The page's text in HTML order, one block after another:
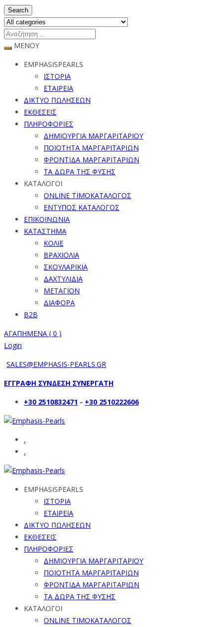
Search
ΜΕΝΟΥ
EMPHASISPEARLS
ΙΣΤΟΡΙΑ
ΕΤΑΙΡΕΙΑ
ΔΙΚΤΥΟ ΠΩΛΗΣΕΩΝ
ΕΚΘΕΣΕΙΣ
ΠΛΗΡΟΦΟΡΙΕΣ
ΔΗΜΙΟΥΡΓΙΑ ΜΑΡΓΑΡΙΤΑΡΙΟΥ
ΠΟΙΟΤΗΤΑ ΜΑΡΓΑΡΙΤΑΡΙΩΝ
ΦΡΟΝΤΙΔΑ ΜΑΡΓΑΡΙΤΑΡΙΩΝ
ΤΑ ΔΩΡΑ ΤΗΣ ΦΥΣΗΣ
ΚΑΤΑΛΟΓΟΙ
ONLINE ΤΙΜΟΚΑΤΑΛΟΓΟΣ
ΕΝΤΥΠΟΣ ΚΑΤΑΛΟΓΟΣ
ΕΠΙΚΟΙΝΩΝΙΑ
ΚΑΤΑΣΤΗΜΑ
ΚΟΛΙΕ
ΒΡΑΧΙΟΛΙΑ
ΣΚΟΥΛΑΡΙΚΙΑ
ΔΑΧΤΥΛΙΔΙΑ
ΜΕΤΑΓΙΟΝ
ΔΙΑΦΟΡΑ
B2B
ΑΓΑΠΗΜΕΝΑ ( 0 )
Login
SALES@EMPHASIS-PEARLS.GR
ΕΓΓΡΑΦΗ ΣΥΝΔΕΣΗ ΣΥΝΕΡΓΑΤΗ
+30 2510832471 - +30 2510222606
.
.
EMPHASISPEARLS
ΙΣΤΟΡΙΑ
ΕΤΑΙΡΕΙΑ
ΔΙΚΤΥΟ ΠΩΛΗΣΕΩΝ
ΕΚΘΕΣΕΙΣ
ΠΛΗΡΟΦΟΡΙΕΣ
ΔΗΜΙΟΥΡΓΙΑ ΜΑΡΓΑΡΙΤΑΡΙΟΥ
ΠΟΙΟΤΗΤΑ ΜΑΡΓΑΡΙΤΑΡΙΩΝ
ΦΡΟΝΤΙΔΑ ΜΑΡΓΑΡΙΤΑΡΙΩΝ
ΤΑ ΔΩΡΑ ΤΗΣ ΦΥΣΗΣ
ΚΑΤΑΛΟΓΟΙ
ONLINE ΤΙΜΟΚΑΤΑΛΟΓΟΣ